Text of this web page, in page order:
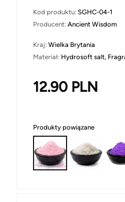
Kod produktu: SGHC-04-1
Producent: Ancient Wisdom
Kraj: Wielka Brytania
Materiał: Hydrosoft salt,
12.90 PLN
Produkty powiązane